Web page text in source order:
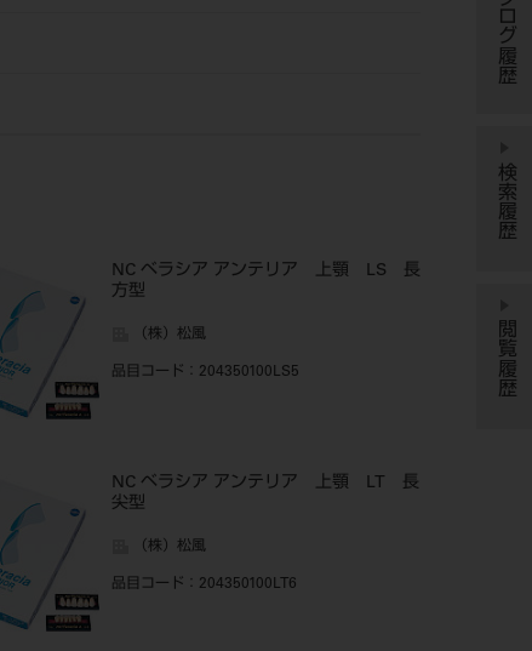
NC ベラシア アンテリア 上顎 LS 長
方型
（株）松風
品目コード ：204350100LS5
NC ベラシア アンテリア 上顎 LT 長
尖型
（株）松風
品目コード ：204350100LT6
カタログ履歴
検索履歴
閲覧履歴